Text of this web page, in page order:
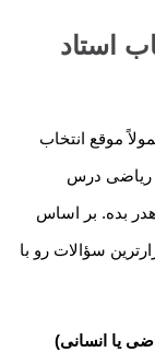
استاد
موقع انتخاب
ریاضی درس
بده. بر اساس
سؤالات رو با
یا انسانی)